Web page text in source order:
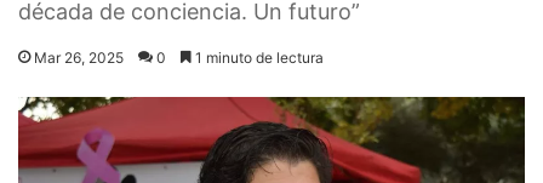
década de conciencia. Un futuro”
Mar 26, 2025 0 1 minuto de lectura